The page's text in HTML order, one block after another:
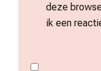
deze
ik een